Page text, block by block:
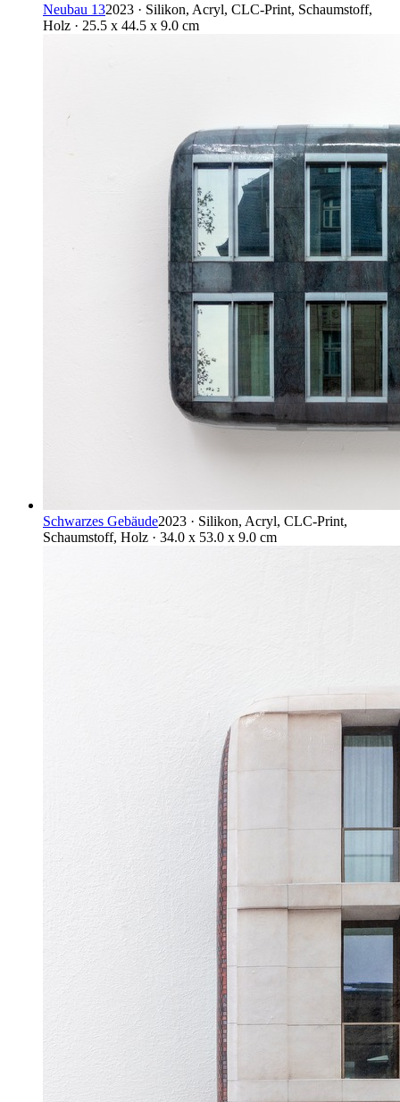
Neubau 132023 · Silikon, Acryl, CLC-Print, Schaumstoff,
Holz · 25.5 x 44.5 x 9.0 cm
Schwarzes Gebäude2023 · Silikon, Acryl, CLC-Print,
Schaumstoff, Holz · 34.0 x 53.0 x 9.0 cm